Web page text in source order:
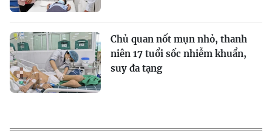
Chủ quan nốt mụn nhỏ, thanh
niên 17 tuổi sốc nhiễm khuẩn,
suy đa tạng